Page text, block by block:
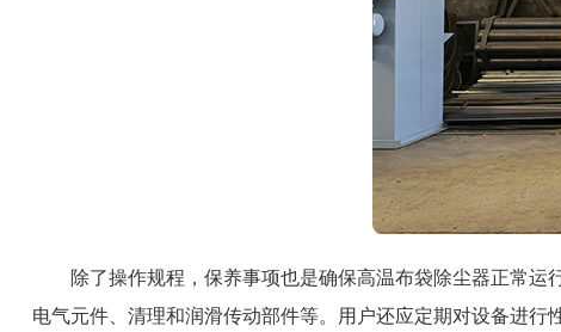
除了操作规程，保养事项也是确保高温布袋除尘器正常
电气元件、清理和润滑传动部件等。用户还应定期对设备进